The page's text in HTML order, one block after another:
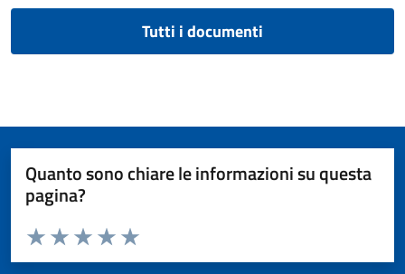
Tutti i documenti
Quanto sono chiare le informazioni su questa
pagina?
Valuta da 1 a 5 stelle la pagina
Valuta 5 stelle su 5
Valuta 4 stelle su 5
Valuta 3 stelle su 5
Valuta 2 stelle su 5
Valuta 1 stelle su 5